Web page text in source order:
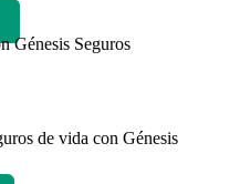
de vida con Génesis